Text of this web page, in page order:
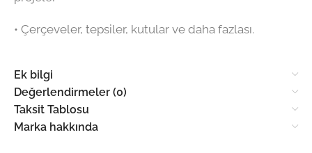
•⁠ ⁠Çerçeveler, tepsiler, kutular ve daha fazlası.
Ek bilgi
Değerlendirmeler (0)
Taksit Tablosu
Marka hakkında